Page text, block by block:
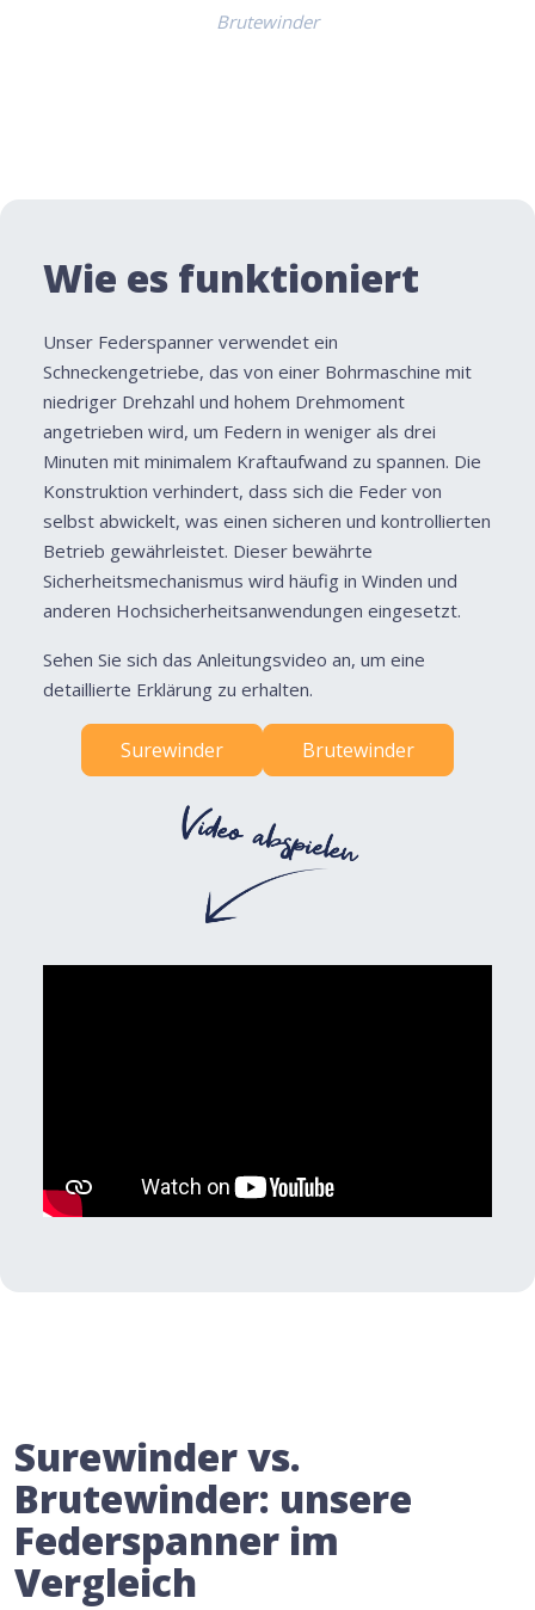
Brutewinder
Wie es funktioniert
Unser Federspanner verwendet ein
Schneckengetriebe, das von einer Bohrmaschine mit
niedriger Drehzahl und hohem Drehmoment
angetrieben wird, um Federn in weniger als drei
Minuten mit minimalem Kraftaufwand zu spannen. Die
Konstruktion verhindert, dass sich die Feder von
selbst abwickelt, was einen sicheren und kontrollierten
Betrieb gewährleistet. Dieser bewährte
Sicherheitsmechanismus wird häufig in Winden und
anderen Hochsicherheitsanwendungen eingesetzt.
Sehen Sie sich das Anleitungsvideo an, um eine
detaillierte Erklärung zu erhalten.
Surewinder Brutewinder
Surewinder vs.
Brutewinder: unsere
Federspanner im
Vergleich